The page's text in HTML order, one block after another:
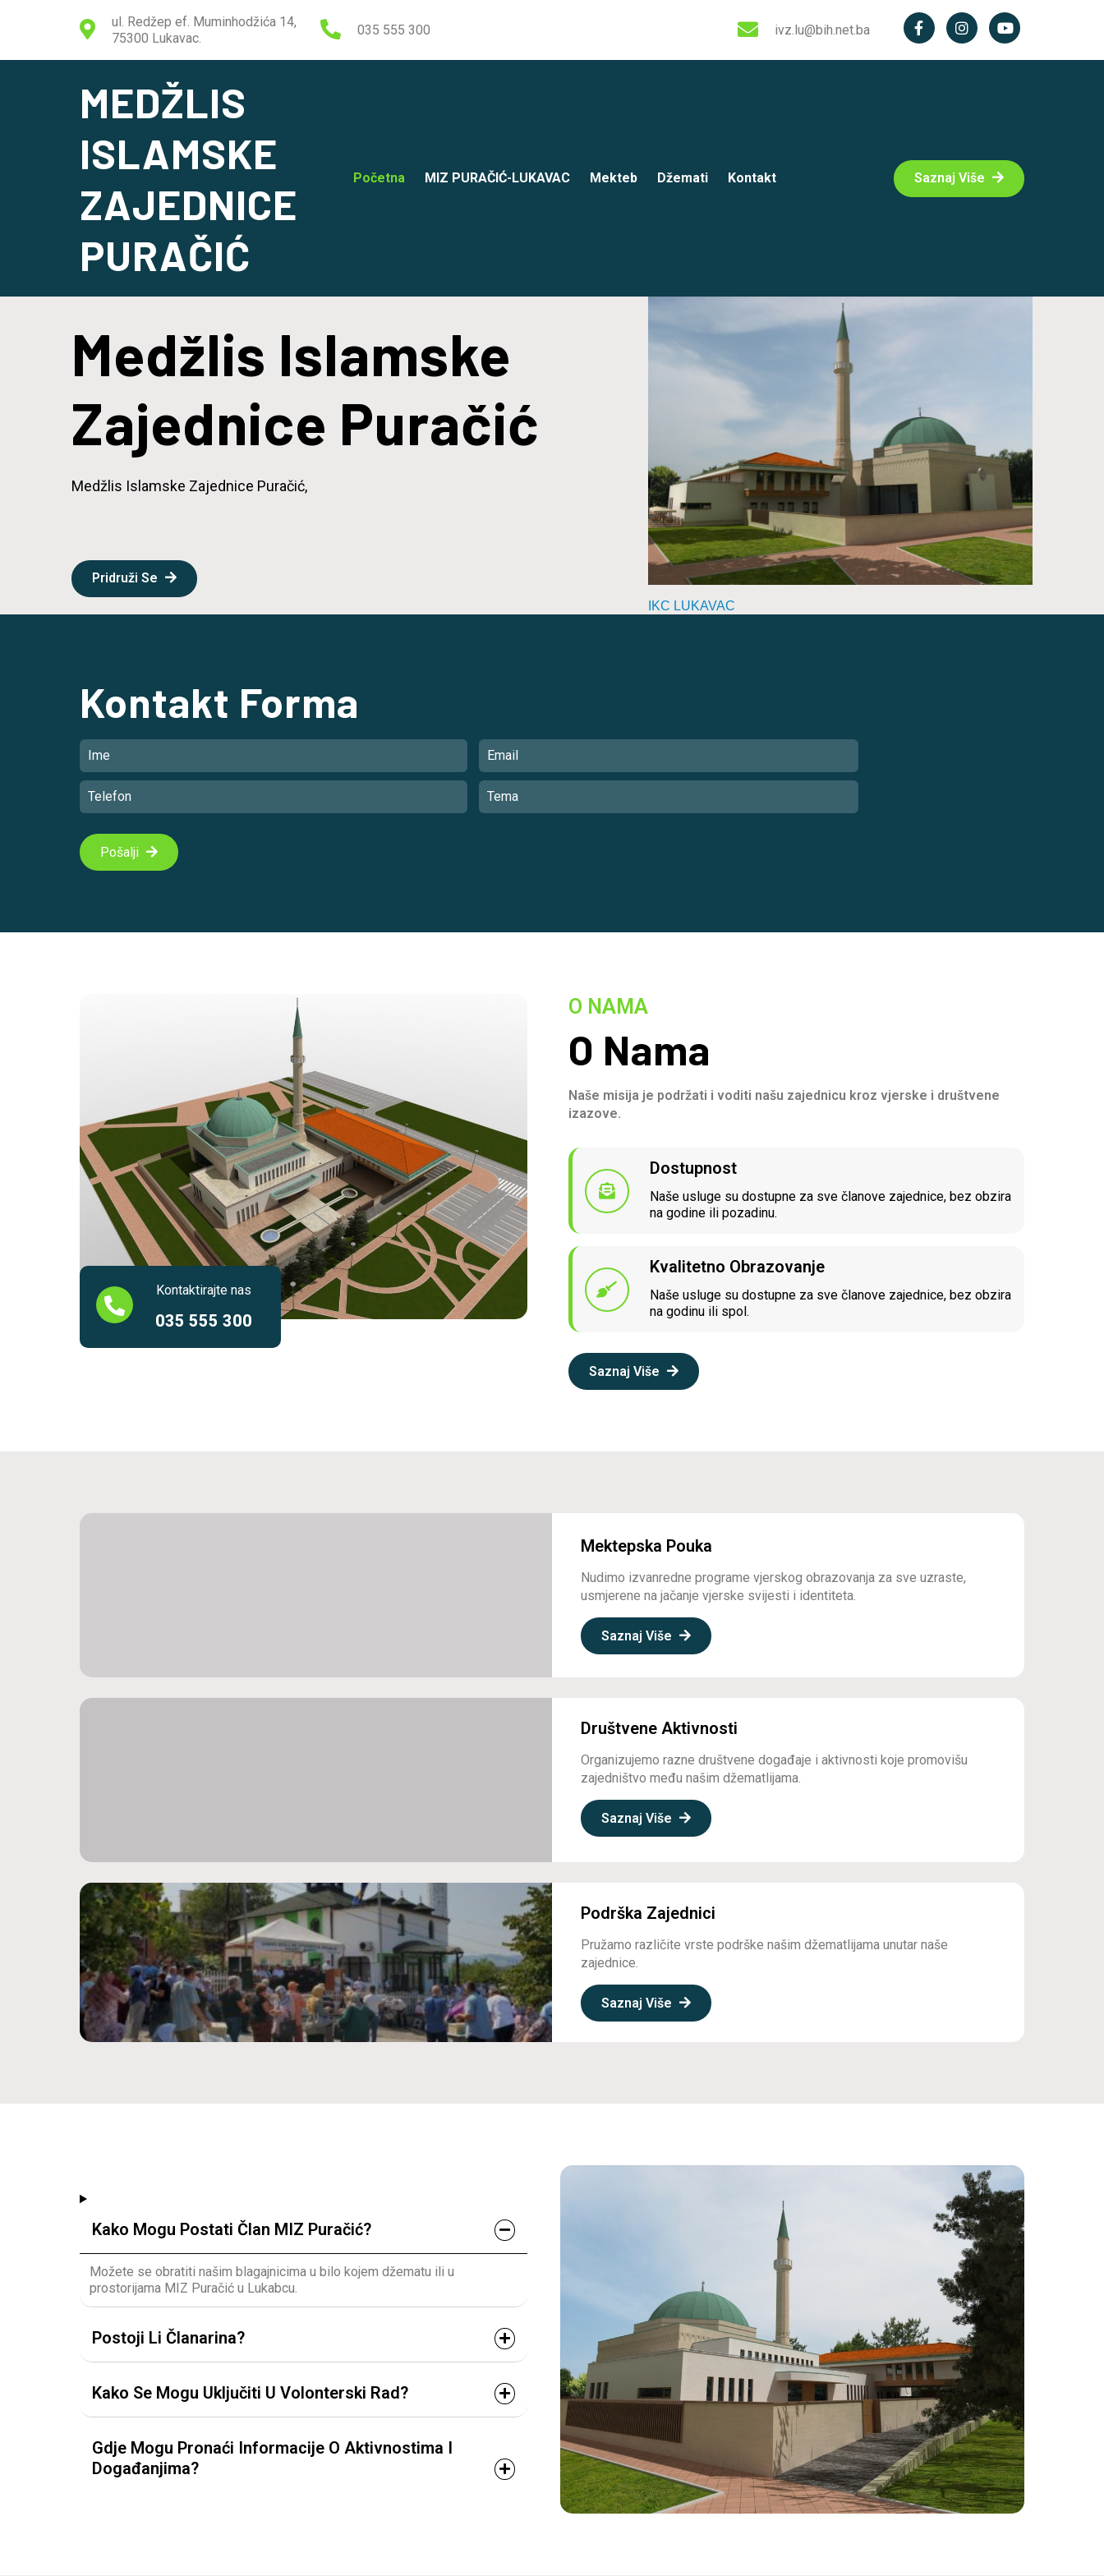
ul. Redžep ef. Muminhodžića 14,
75300 Lukavac.
035 555 300 ivz.lu@bih.net.ba
MEDŽLIS
ISLAMSKE
ZAJEDNICE
PURAČIĆ
Početna MIZ PURAČIĆ-LUKAVAC Mekteb Džemati Kontakt Saznaj Više
Medžlis Islamske
Zajednice Puračić
Medžlis Islamske Zajednice Puračić,
Pridruži Se
IKC LUKAVAC
Kontakt Forma
Pošalji
Kontaktirajte nas
035 555 300
O NAMA
O Nama
Naše misija je podržati i voditi našu zajednicu kroz vjerske i društvene
izazove.
Dostupnost
Naše usluge su dostupne za sve članove zajednice, bez obzira
na godine ili pozadinu.
Kvalitetno Obrazovanje
Naše usluge su dostupne za sve članove zajednice, bez obzira
na godinu ili spol.
Saznaj Više
Mektepska Pouka
Nudimo izvanredne programe vjerskog obrazovanja za sve uzraste,
usmjerene na jačanje vjerske svijesti i identiteta.
Saznaj Više
Društvene Aktivnosti
Organizujemo razne društvene događaje i aktivnosti koje promovišu
zajedništvo među našim džematlijama.
Saznaj Više
Podrška Zajednici
Pružamo različite vrste podrške našim džematlijama unutar naše
zajednice.
Saznaj Više
Kako Mogu Postati Član MIZ Puračić?
Možete se obratiti našim blagajnicima u bilo kojem džematu ili u
prostorijama MIZ Puračić u Lukabcu.
Postoji Li Članarina?
Kako Se Mogu Uključiti U Volonterski Rad?
Gdje Mogu Pronaći Informacije O Aktivnostima I
Događanjima?